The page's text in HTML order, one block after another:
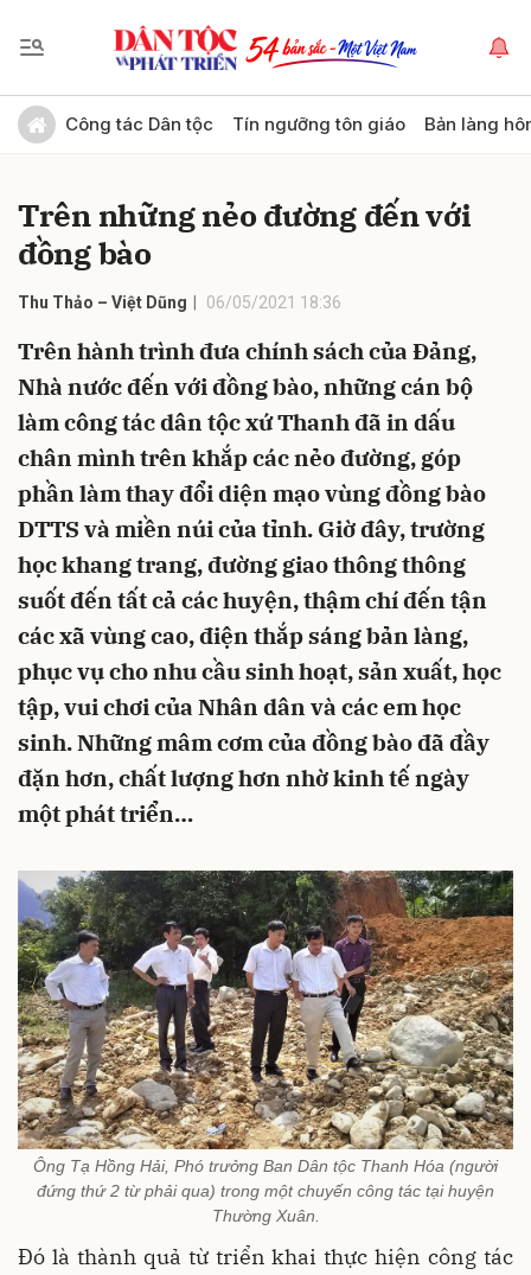
Công tác Dân tộc Tín ngưỡng tôn giáo Bản làng
Trên những nẻo đường đến với
đồng bào
Thu Thảo – Việt Dũng 06/05/2021 18:36
Trên hành trình đưa chính sách của Đảng,
Nhà nước đến với đồng bào, những cán bộ
làm công tác dân tộc xứ Thanh đã in dấu
chân mình trên khắp các nẻo đường, góp
phần làm thay đổi diện mạo vùng đồng bào
DTTS và miền núi của tỉnh. Giờ đây, trường
học khang trang, đường giao thông thông
suốt đến tất cả các huyện, thậm chí đến tận
các xã vùng cao, điện thắp sáng bản làng,
phục vụ cho nhu cầu sinh hoạt, sản xuất, học
tập, vui chơi của Nhân dân và các em học
sinh. Những mâm cơm của đồng bào đã đầy
đặn hơn, chất lượng hơn nhờ kinh tế ngày
một phát triển…
Ông Tạ Hồng Hải, Phó trưởng Ban Dân tộc Thanh Hóa (người
đứng thứ 2 từ phải qua) trong một chuyến công tác tại huyện
Thường Xuân.
Đó là thành quả từ triển khai thực hiện công tác
Gửi bình luận
Hủy Gửi